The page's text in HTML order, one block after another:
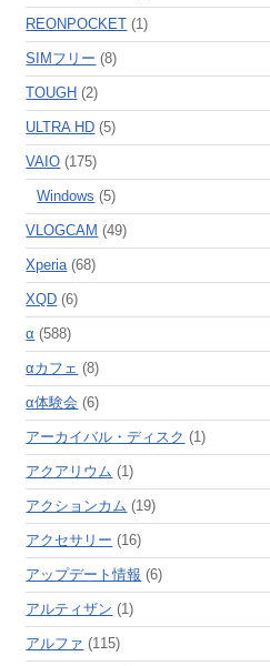
REONPOCKET (1)
SIMフリー (8)
TOUGH (2)
ULTRA HD (5)
VAIO (175)
Windows (5)
VLOGCAM (49)
Xperia(68)
XQD (6)
α (588)
αカフェ (8)
α体験会 (6)
アーカイバル・ディスク (1)
アクアリウム (1)
アクションカム (19)
アクセサリー (16)
アップデート情報 (6)
アルティザン (1)
アルファ (115)